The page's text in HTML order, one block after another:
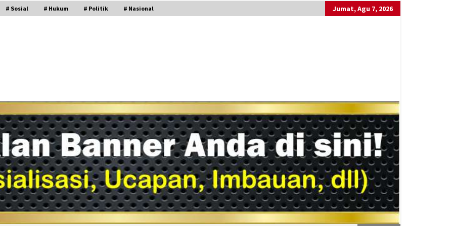
# Sosial # Hukum # Politik # Nasional Jumat, Agu 7, 2026